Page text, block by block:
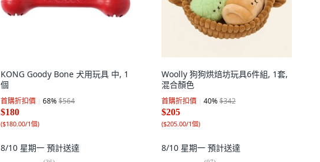
KONG Goody Bone 犬用玩具 中, 1
個
首購折扣價 68%$564
$180
($180.00/1個)
8/10 星期一 預計送達
Woolly 狗狗烘焙坊玩具6件組, 1套,
混合顏色
首購折扣價 40%$342
$205
($205.00/1個)
8/10 星期一 預計送達